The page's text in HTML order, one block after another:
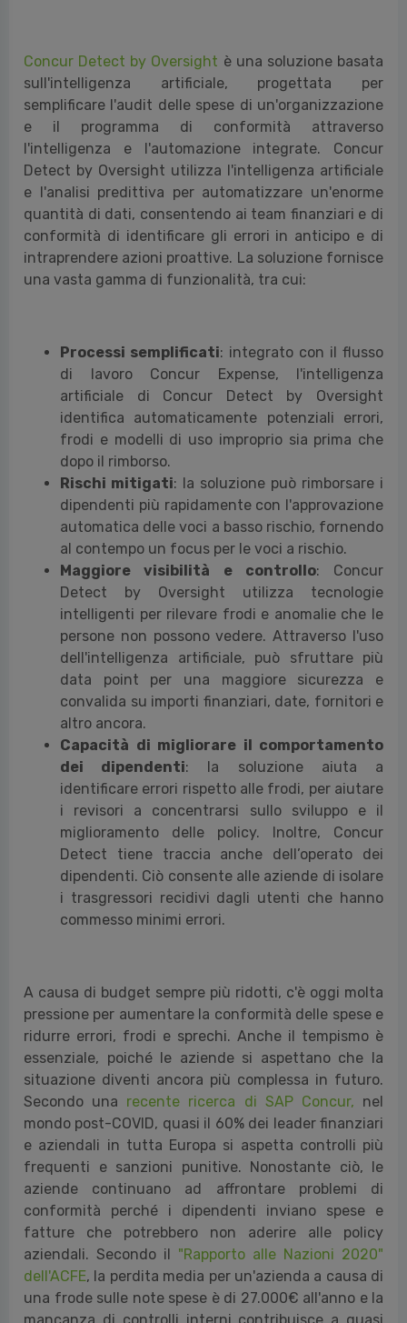
Concur Detect by Oversight è una soluzione basata
sull'intelligenza artificiale, progettata per
semplificare l'audit delle spese di un'organizzazione
e il programma di conformità attraverso
l'intelligenza e l'automazione integrate. Concur
Detect by Oversight utilizza l'intelligenza artificiale
e l'analisi predittiva per automatizzare un'enorme
quantità di dati, consentendo ai team finanziari e di
conformità di identificare gli errori in anticipo e di
intraprendere azioni proattive. La soluzione fornisce
una vasta gamma di funzionalità, tra cui:
Processi semplificati: integrato con il flusso
di lavoro Concur Expense, l'intelligenza
artificiale di Concur Detect by Oversight
identifica automaticamente potenziali errori,
frodi e modelli di uso improprio sia prima che
dopo il rimborso.
Rischi mitigati: la soluzione può rimborsare i
dipendenti più rapidamente con l'approvazione
automatica delle voci a basso rischio, fornendo
al contempo un focus per le voci a rischio.
Maggiore visibilità e controllo: Concur
Detect by Oversight utilizza tecnologie
intelligenti per rilevare frodi e anomalie che le
persone non possono vedere. Attraverso l'uso
dell'intelligenza artificiale, può sfruttare più
data point per una maggiore sicurezza e
convalida su importi finanziari, date, fornitori e
altro ancora.
Capacità di migliorare il comportamento
dei dipendenti: la soluzione aiuta a
identificare errori rispetto alle frodi, per aiutare
i revisori a concentrarsi sullo sviluppo e il
miglioramento delle policy. Inoltre, Concur
Detect tiene traccia anche dell’operato dei
dipendenti. Ciò consente alle aziende di isolare
i trasgressori recidivi dagli utenti che hanno
commesso minimi errori.
A causa di budget sempre più ridotti, c'è oggi molta
pressione per aumentare la conformità delle spese e
ridurre errori, frodi e sprechi. Anche il tempismo è
essenziale, poiché le aziende si aspettano che la
situazione diventi ancora più complessa in futuro.
Secondo una recente ricerca di SAP Concur, nel
mondo post-COVID, quasi il 60% dei leader finanziari
e aziendali in tutta Europa si aspetta controlli più
frequenti e sanzioni punitive. Nonostante ciò, le
aziende continuano ad affrontare problemi di
conformità perché i dipendenti inviano spese e
fatture che potrebbero non aderire alle policy
aziendali. Secondo il "Rapporto alle Nazioni 2020"
dell'ACFE, la perdita media per un'azienda a causa di
una frode sulle note spese è di 27.000€ all'anno e la